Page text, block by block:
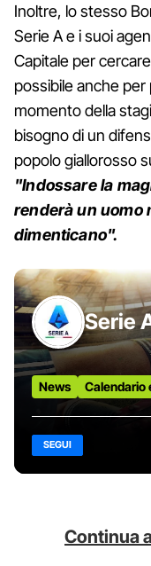
Inoltre, lo stesso
Serie A e i suoi
Capitale per
possibile anche
momento della
bisogno di un
popolo giallorosso
"Indossare la
renderà un uomo
dimenticano".
Serie
News Calendario
SEGUI
Continua